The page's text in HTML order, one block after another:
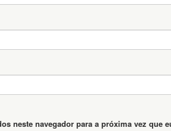
neste navegador para a próxima vez que